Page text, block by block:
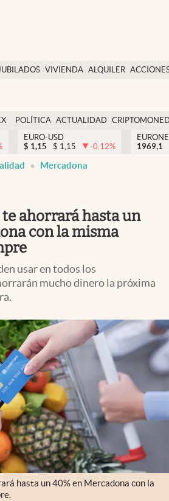
VIVIENDA ALQUILER
USA
POLÍTICA ACTUALIDAD
EURO-USD
$ 1,15 $ 1,15 -0.12%
1969,1
Mercadona
ahorrará hasta un
con la misma
usar en todos los
mucho dinero la próxima
hasta un 40% en Mercadona con la